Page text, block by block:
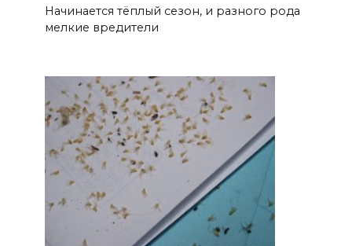
Начинается тёплый сезон, и разного рода
мелкие вредители